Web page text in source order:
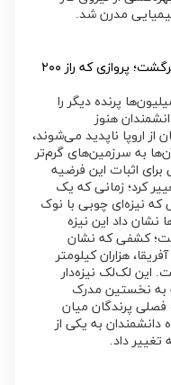
مدرن شد.
لک‌لکی که با نیزه‌ای در گردن از آفریقا برگشت؛ پروازی که راز ۲۰۰
پرنده دیگر را
پیش، دانشمندان هنوز
از اروپا ناپدید می‌شوند،
به سرزمین‌های گرم‌تر
اثبات این فرضیه
همه‌چیز در سال ۱۸۲۲ تغییر کرد؛ زمانی که یک
که نیزه‌ای چوبی با نوک
نشان داد این نیزه
کشفی که نشان
هزاران کیلومتر
این لک‌لک نیزه‌دار
به نخستین مدرک
پرندگان میان
دانشمندان به یکی از
تغییر داد.